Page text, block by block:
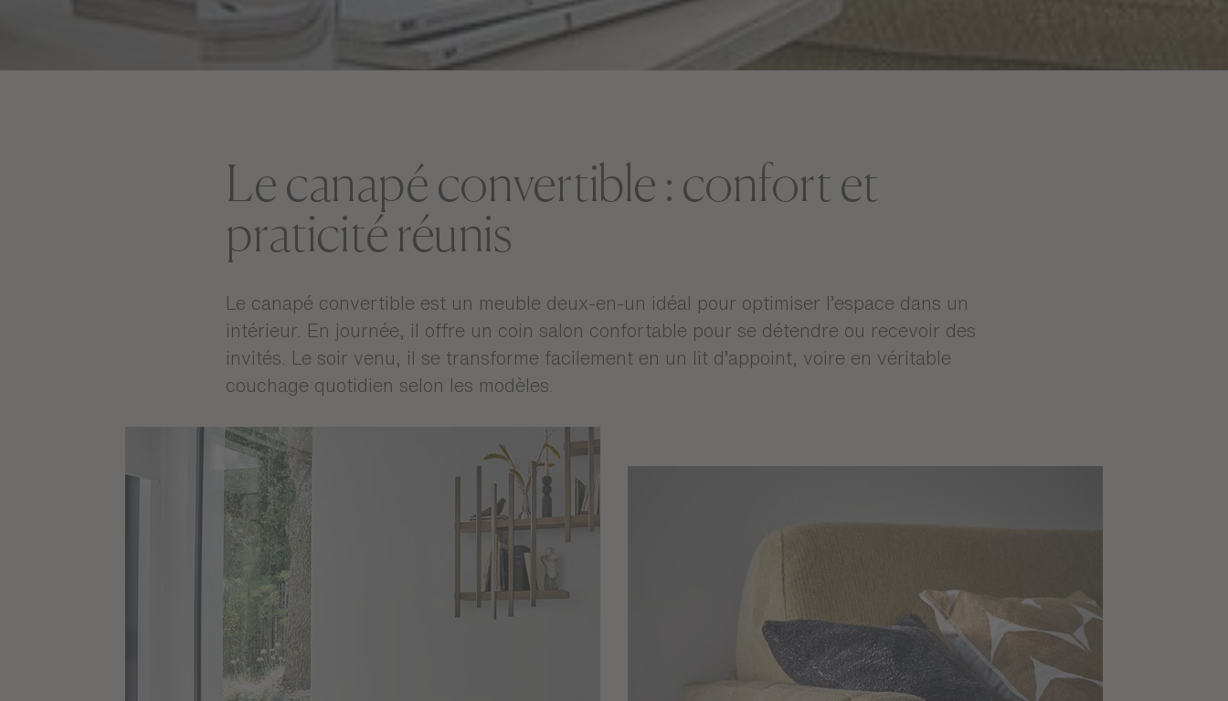
Le canapé convertible : confort et
praticité réunis
Le canapé convertible est un meuble deux-en-un idéal pour optimiser l’espace dans un
intérieur. En journée, il offre un coin salon confortable pour se détendre ou recevoir des
invités. Le soir venu, il se transforme facilement en un lit d’appoint, voire en véritable
couchage quotidien selon les modèles.